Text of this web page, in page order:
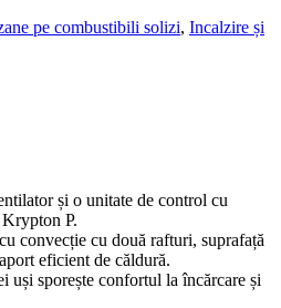
pe combustibili solizi, Incalzire și
și o unitate de control cu
P.
convecție cu două rafturi, suprafață
eficient de căldură.
uși sporește confortul la încărcare și